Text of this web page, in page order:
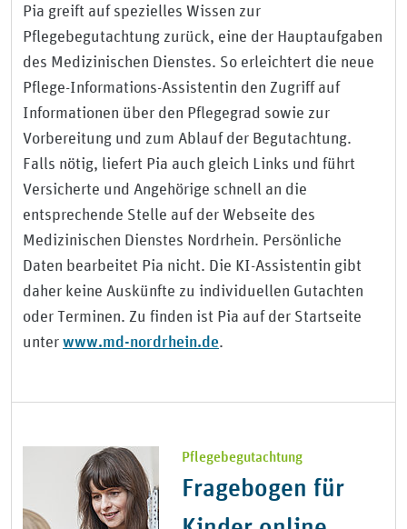
Pia greift auf spezielles Wissen zur
Pflegebegutachtung zurück, eine der Hauptaufgaben
des Medizinischen Dienstes. So erleichtert die neue
Pflege-Informations-Assistentin den Zugriff auf
Informationen über den Pflegegrad sowie zur
Vorbereitung und zum Ablauf der Begutachtung.
Falls nötig, liefert Pia auch gleich Links und führt
Versicherte und Angehörige schnell an die
entsprechende Stelle auf der Webseite des
Medizinischen Dienstes Nordrhein. Persönliche
Daten bearbeitet Pia nicht. Die KI-Assistentin gibt
daher keine Auskünfte zu individuellen Gutachten
oder Terminen. Zu finden ist Pia auf der Startseite
unterwww.md-nordrhein.de.
Pflegebegutachtung
Fragebogen für